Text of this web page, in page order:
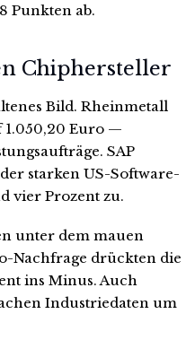
Punkten ab.
Chiphersteller
Bild. Rheinmetall
1.050,20 Euro —
SAP
starken US-Software-
vier Prozent zu.
unter dem mauen
Nachfrage drückten die
ins Minus. Auch
Industriedaten um